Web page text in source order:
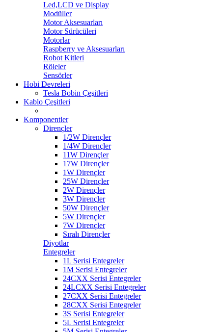
Led,LCD ve Display
Modüller
Motor Aksesuarları
Motor Sürücüleri
Motorlar
Raspberry ve Aksesuarları
Robot Kitleri
Röleler
Sensörler
Hobi Devreleri
Tesla Bobin Çeşitleri
Kablo Çeşitleri
Komponentler
Dirençler
1/2W Dirençler
1/4W Dirençler
11W Dirençler
17W Dirençler
1W Dirençler
25W Dirençler
2W Dirençler
3W Dirençler
50W Dirençler
5W Dirençler
7W Dirençler
Sıralı Dirençler
Diyotlar
Entegreler
1L Serisi Entegreler
1M Serisi Entegreler
24CXX Serisi Entegreler
24LCXX Serisi Entegreler
27CXX Serisi Entegreler
28CXX Serisi Entegreler
3S Serisi Entegreler
5L Serisi Entegreler